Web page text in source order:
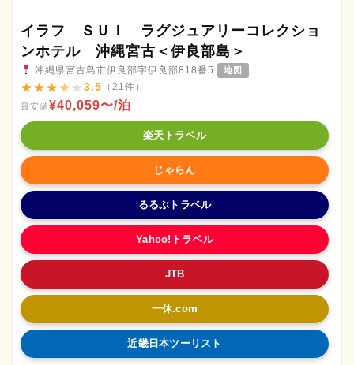
イラフ ＳＵＩ ラグジュアリーコレクショ
ンホテル 沖縄宮古＜伊良部島＞
沖縄県宮古島市伊良部字伊良部818番5 地図
★★★★ ★3.5 （21件）
最安値¥40,059〜/泊
楽天トラベル
じゃらん
るるぶトラベル
Yahoo!トラベル
JTB
一休.com
近畿日本ツーリスト